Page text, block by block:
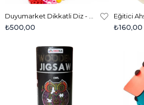
₺500,00 ₺160,00